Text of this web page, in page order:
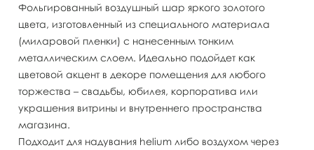
Фольгированный воздушный шар яркого золотого
цвета, изготовленный из специального материала
(миларовой пленки) с нанесенным тонким
металлическим слоем. Идеально подойдет как
цветовой акцент в декоре помещения для любого
торжества – свадьбы, юбилея, корпоратива или
украшения витрины и внутреннего пространства
магазина.
Подходит для надувания helium либо воздухом через